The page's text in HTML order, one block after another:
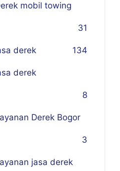
mobil towing
31
derek 134
derek
8
Derek Bogor
3
jasa derek